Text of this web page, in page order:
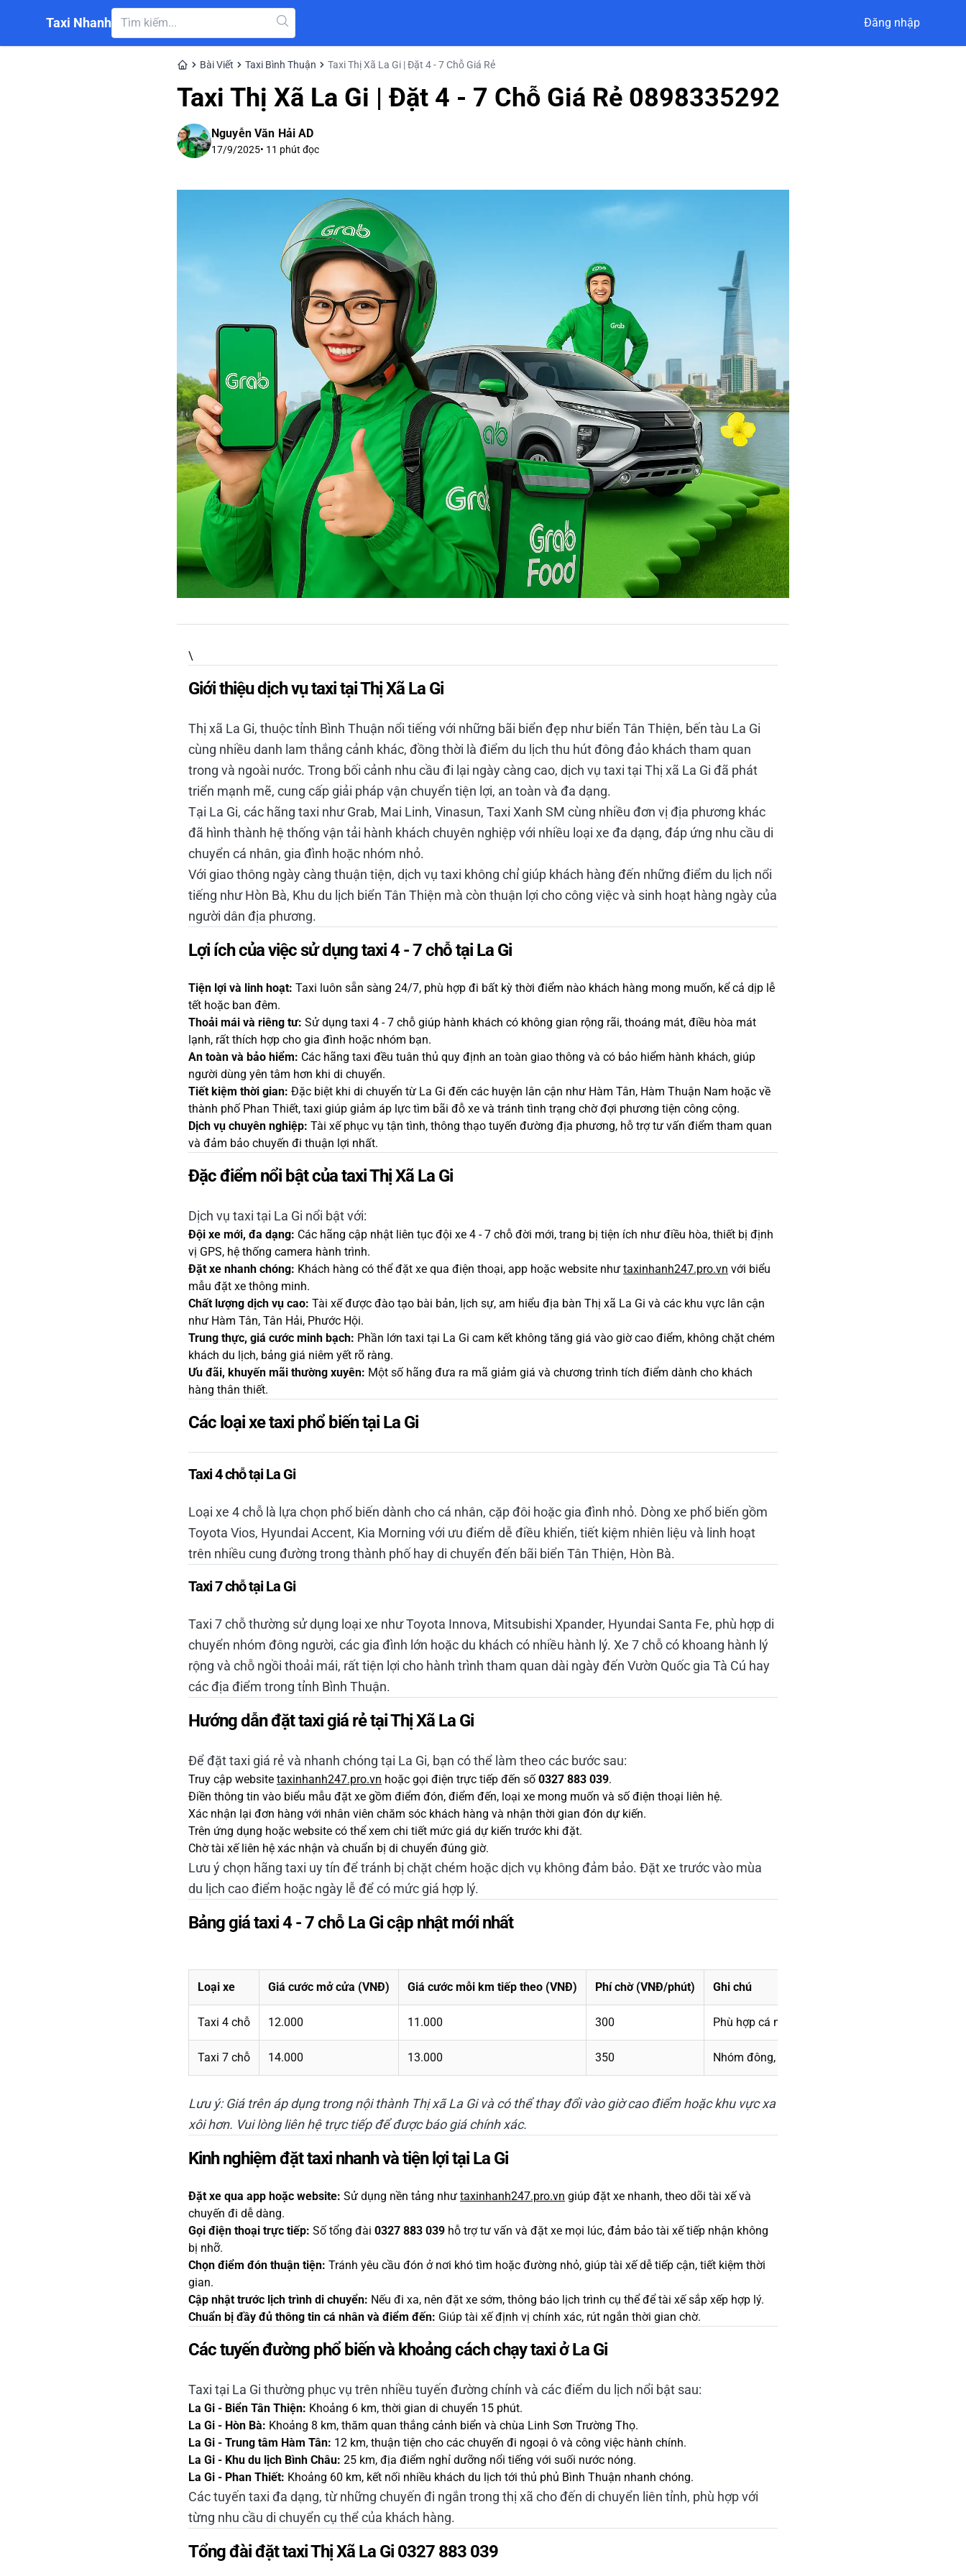
Taxi Nhanh Đăng nhập
Bài Viết Taxi Bình Thuận Taxi Thị Xã La Gi | Đặt 4 - 7 Chỗ Giá Rẻ
Taxi Thị Xã La Gi | Đặt 4 - 7 Chỗ Giá Rẻ 0898335292
Nguyễn Văn Hải AD
17/9/2025• 11 phút đọc
\
Giới thiệu dịch vụ taxi tại Thị Xã La Gi
Thị xã La Gi, thuộc tỉnh Bình Thuận nổi tiếng với những bãi biển đẹp như biển Tân Thiện, bến tàu La Gi
cùng nhiều danh lam thắng cảnh khác, đồng thời là điểm du lịch thu hút đông đảo khách tham quan
trong và ngoài nước. Trong bối cảnh nhu cầu đi lại ngày càng cao, dịch vụ taxi tại Thị xã La Gi đã phát
triển mạnh mẽ, cung cấp giải pháp vận chuyển tiện lợi, an toàn và đa dạng.
Tại La Gi, các hãng taxi như Grab, Mai Linh, Vinasun, Taxi Xanh SM cùng nhiều đơn vị địa phương khác
đã hình thành hệ thống vận tải hành khách chuyên nghiệp với nhiều loại xe đa dạng, đáp ứng nhu cầu di
chuyển cá nhân, gia đình hoặc nhóm nhỏ.
Với giao thông ngày càng thuận tiện, dịch vụ taxi không chỉ giúp khách hàng đến những điểm du lịch nổi
tiếng như Hòn Bà, Khu du lịch biển Tân Thiện mà còn thuận lợi cho công việc và sinh hoạt hàng ngày của
người dân địa phương.
Lợi ích của việc sử dụng taxi 4 - 7 chỗ tại La Gi
Tiện lợi và linh hoạt: Taxi luôn sẵn sàng 24/7, phù hợp đi bất kỳ thời điểm nào khách hàng mong muốn, kể cả dịp lễ
tết hoặc ban đêm.
Thoải mái và riêng tư: Sử dụng taxi 4 - 7 chỗ giúp hành khách có không gian rộng rãi, thoáng mát, điều hòa mát
lạnh, rất thích hợp cho gia đình hoặc nhóm bạn.
An toàn và bảo hiểm: Các hãng taxi đều tuân thủ quy định an toàn giao thông và có bảo hiểm hành khách, giúp
người dùng yên tâm hơn khi di chuyển.
Tiết kiệm thời gian: Đặc biệt khi di chuyển từ La Gi đến các huyện lân cận như Hàm Tân, Hàm Thuận Nam hoặc về
thành phố Phan Thiết, taxi giúp giảm áp lực tìm bãi đỗ xe và tránh tình trạng chờ đợi phương tiện công cộng.
Dịch vụ chuyên nghiệp: Tài xế phục vụ tận tình, thông thạo tuyến đường địa phương, hỗ trợ tư vấn điểm tham quan
và đảm bảo chuyến đi thuận lợi nhất.
Đặc điểm nổi bật của taxi Thị Xã La Gi
Dịch vụ taxi tại La Gi nổi bật với:
Đội xe mới, đa dạng: Các hãng cập nhật liên tục đội xe 4 - 7 chỗ đời mới, trang bị tiện ích như điều hòa, thiết bị định
vị GPS, hệ thống camera hành trình.
Đặt xe nhanh chóng: Khách hàng có thể đặt xe qua điện thoại, app hoặc website như taxinhanh247.pro.vn với biểu
mẫu đặt xe thông minh.
Chất lượng dịch vụ cao: Tài xế được đào tạo bài bản, lịch sự, am hiểu địa bàn Thị xã La Gi và các khu vực lân cận
như Hàm Tân, Tân Hải, Phước Hội.
Trung thực, giá cước minh bạch: Phần lớn taxi tại La Gi cam kết không tăng giá vào giờ cao điểm, không chặt chém
khách du lịch, bảng giá niêm yết rõ ràng.
Ưu đãi, khuyến mãi thường xuyên: Một số hãng đưa ra mã giảm giá và chương trình tích điểm dành cho khách
hàng thân thiết.
Các loại xe taxi phổ biến tại La Gi
Taxi 4 chỗ tại La Gi
Loại xe 4 chỗ là lựa chọn phổ biến dành cho cá nhân, cặp đôi hoặc gia đình nhỏ. Dòng xe phổ biến gồm
Toyota Vios, Hyundai Accent, Kia Morning với ưu điểm dễ điều khiển, tiết kiệm nhiên liệu và linh hoạt
trên nhiều cung đường trong thành phố hay di chuyển đến bãi biển Tân Thiện, Hòn Bà.
Taxi 7 chỗ tại La Gi
Taxi 7 chỗ thường sử dụng loại xe như Toyota Innova, Mitsubishi Xpander, Hyundai Santa Fe, phù hợp di
chuyển nhóm đông người, các gia đình lớn hoặc du khách có nhiều hành lý. Xe 7 chỗ có khoang hành lý
rộng và chỗ ngồi thoải mái, rất tiện lợi cho hành trình tham quan dài ngày đến Vườn Quốc gia Tà Cú hay
các địa điểm trong tỉnh Bình Thuận.
Hướng dẫn đặt taxi giá rẻ tại Thị Xã La Gi
Để đặt taxi giá rẻ và nhanh chóng tại La Gi, bạn có thể làm theo các bước sau:
Truy cập website taxinhanh247.pro.vn hoặc gọi điện trực tiếp đến số0327 883 039.
Điền thông tin vào biểu mẫu đặt xe gồm điểm đón, điểm đến, loại xe mong muốn và số điện thoại liên hệ.
Xác nhận lại đơn hàng với nhân viên chăm sóc khách hàng và nhận thời gian đón dự kiến.
Trên ứng dụng hoặc website có thể xem chi tiết mức giá dự kiến trước khi đặt.
Chờ tài xế liên hệ xác nhận và chuẩn bị di chuyển đúng giờ.
Lưu ý chọn hãng taxi uy tín để tránh bị chặt chém hoặc dịch vụ không đảm bảo. Đặt xe trước vào mùa
du lịch cao điểm hoặc ngày lễ để có mức giá hợp lý.
Bảng giá taxi 4 - 7 chỗ La Gi cập nhật mới nhất
Loại xe Giá cước mở cửa (VNĐ) Giá cước mỗi km tiếp theo (VNĐ) Phí chờ (VNĐ/phút) Ghi chú
Taxi 4 chỗ 12.000 11.000 300 Phù hợp cá nhân, gia đình nhỏ
Taxi 7 chỗ 14.000 13.000 350 Nhóm đông, gia đình lớn hoặc hành lý nhiều
Lưu ý: Giá trên áp dụng trong nội thành Thị xã La Gi và có thể thay đổi vào giờ cao điểm hoặc khu vực xa
xôi hơn. Vui lòng liên hệ trực tiếp để được báo giá chính xác.
Kinh nghiệm đặt taxi nhanh và tiện lợi tại La Gi
Đặt xe qua app hoặc website: Sử dụng nền tảng như taxinhanh247.pro.vn giúp đặt xe nhanh, theo dõi tài xế và
chuyến đi dễ dàng.
Gọi điện thoại trực tiếp: Số tổng đài 0327 883 039 hỗ trợ tư vấn và đặt xe mọi lúc, đảm bảo tài xế tiếp nhận không
bị nhỡ.
Chọn điểm đón thuận tiện: Tránh yêu cầu đón ở nơi khó tìm hoặc đường nhỏ, giúp tài xế dễ tiếp cận, tiết kiệm thời
gian.
Cập nhật trước lịch trình di chuyển: Nếu đi xa, nên đặt xe sớm, thông báo lịch trình cụ thể để tài xế sắp xếp hợp lý.
Chuẩn bị đầy đủ thông tin cá nhân và điểm đến: Giúp tài xế định vị chính xác, rút ngắn thời gian chờ.
Các tuyến đường phổ biến và khoảng cách chạy taxi ở La Gi
Taxi tại La Gi thường phục vụ trên nhiều tuyến đường chính và các điểm du lịch nổi bật sau:
La Gi - Biển Tân Thiện: Khoảng 6 km, thời gian di chuyển 15 phút.
La Gi - Hòn Bà: Khoảng 8 km, thăm quan thắng cảnh biển và chùa Linh Sơn Trường Thọ.
La Gi - Trung tâm Hàm Tân: 12 km, thuận tiện cho các chuyến đi ngoại ô và công việc hành chính.
La Gi - Khu du lịch Bình Châu: 25 km, địa điểm nghỉ dưỡng nổi tiếng với suối nước nóng.
La Gi - Phan Thiết: Khoảng 60 km, kết nối nhiều khách du lịch tới thủ phủ Bình Thuận nhanh chóng.
Các tuyến taxi đa dạng, từ những chuyến đi ngắn trong thị xã cho đến di chuyển liên tỉnh, phù hợp với
từng nhu cầu di chuyển cụ thể của khách hàng.
Tổng đài đặt taxi Thị Xã La Gi 0327 883 039